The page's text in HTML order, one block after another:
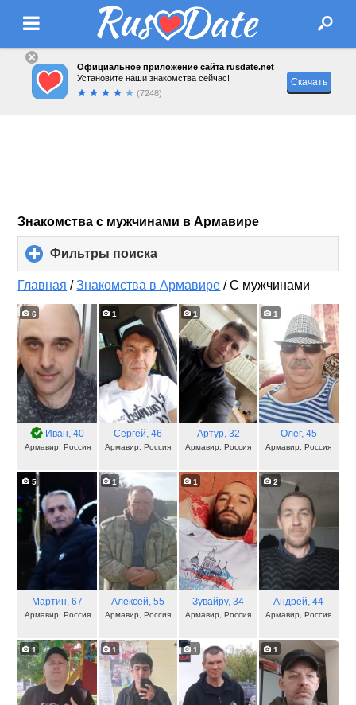
Официальное приложение сайта rusdate.net
Установите наши знакомства сейчас!
(7248)
Скачать
Знакомства с мужчинами в Армавире
Фильтры поиска
to
expand
contents
Главная /Знакомства в Армавире /С мужчинами
6
Иван, 40
Армавир, Россия
1
Сергей, 46
Армавир, Россия
1
Артур, 32
Армавир, Россия
1
Олег, 45
Армавир, Россия
5
Мартин, 67
Армавир, Россия
1
Алексей, 55
Армавир, Россия
1
Зувайру, 34
Армавир, Россия
2
Андрей, 44
Армавир, Россия
1 1 1 1